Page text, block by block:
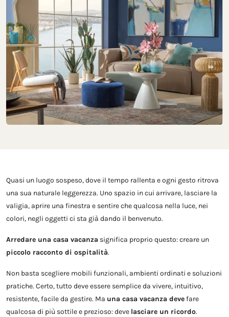
Quasi un luogo sospeso, dove il tempo rallenta e ogni gesto ritrova
una sua naturale leggerezza. Uno spazio in cui arrivare, lasciare la
valigia, aprire una finestra e sentire che qualcosa nella luce, nei
colori, negli oggetti ci sta già dando il benvenuto.
Arredare una casa vacanza significa proprio questo: creare un
piccolo racconto di ospitalità.
Non basta scegliere mobili funzionali, ambienti ordinati e soluzioni
pratiche. Certo, tutto deve essere semplice da vivere, intuitivo,
resistente, facile da gestire. Ma una casa vacanza devefare
qualcosa di più sottile e prezioso: deve lasciare un ricordo.